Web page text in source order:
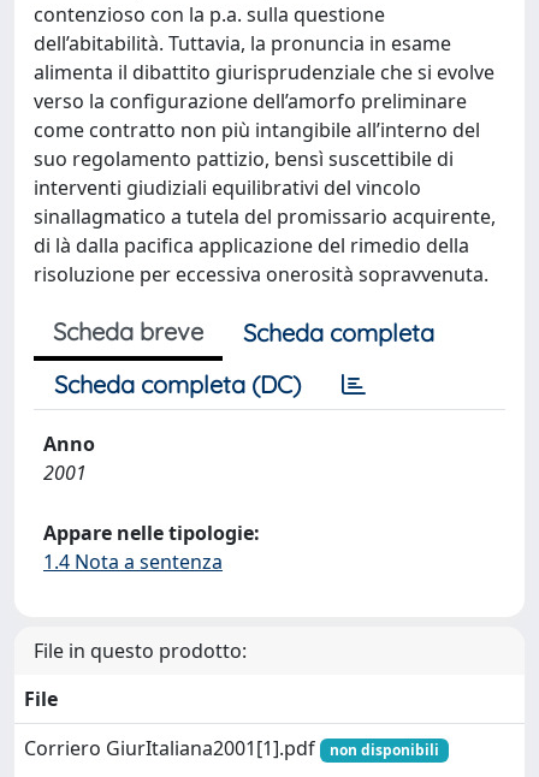
contenzioso con la p.a. sulla questione
dell’abitabilità. Tuttavia, la pronuncia in esame
alimenta il dibattito giurisprudenziale che si evolve
verso la configurazione dell’amorfo preliminare
come contratto non più intangibile all’interno del
suo regolamento pattizio, bensì suscettibile di
interventi giudiziali equilibrativi del vincolo
sinallagmatico a tutela del promissario acquirente,
di là dalla pacifica applicazione del rimedio della
risoluzione per eccessiva onerosità sopravvenuta.
Scheda breve
Scheda completa
Scheda completa (DC)
Anno
2001
Appare nelle tipologie:
1.4 Nota a sentenza
File in questo prodotto:
File
Corriero GiurItaliana2001[1].pdf
non disponibili